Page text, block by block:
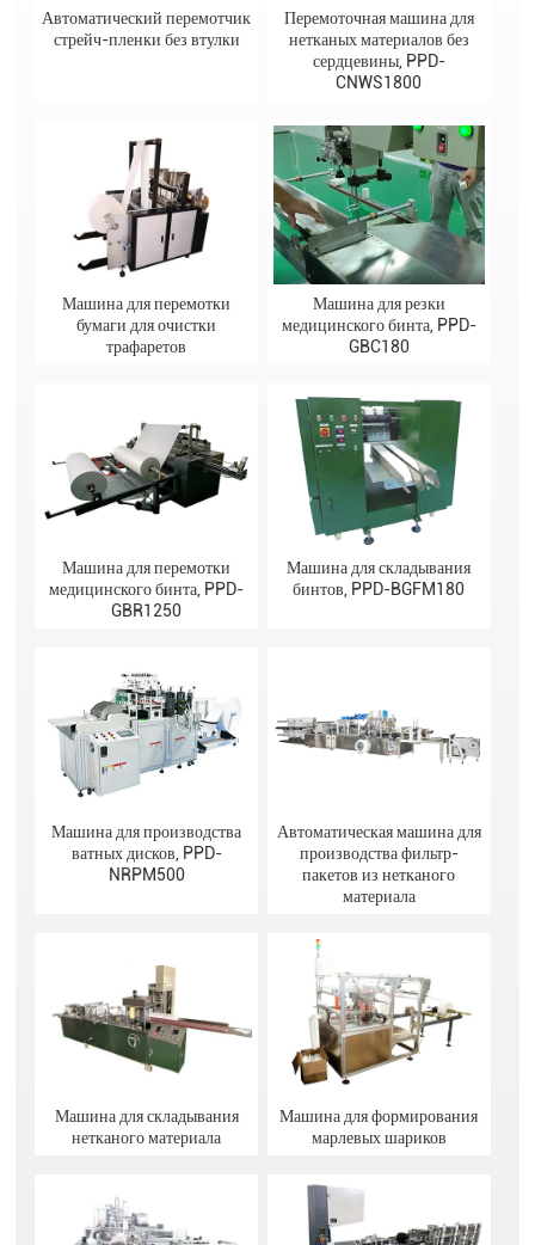
Автоматический перемотчик
стрейч-пленки без втулки
Перемоточная машина для
нетканых материалов без
сердцевины, PPD-
CNWS1800
Машина для перемотки
бумаги для очистки
трафаретов
Машина для резки
медицинского бинта, PPD-
GBC180
Машина для перемотки
медицинского бинта, PPD-
GBR1250
Машина для складывания
бинтов, PPD-BGFM180
Машина для производства
ватных дисков, PPD-
NRPM500
Автоматическая машина для
производства фильтр-
пакетов из нетканого
материала
Машина для складывания
нетканого материала
Машина для формирования
марлевых шариков